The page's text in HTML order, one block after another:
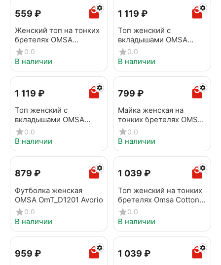
‍559‍ ₽
Женский топ на тонких
бретелях OMSA
OmS122 Bianco
0.0
В наличии
1 119 ₽
Топ женский с
вкладышами OMSA
1142B Invisible Nero
0.0
В наличии
1 119 ₽
Топ женский с
вкладышами OMSA
1142B Invisible Nudo
0.0
В наличии
‍799‍ ₽
Майка женская на
тонких бретелях OMSA
1221S Soft Beige
0.0
В наличии
‍879‍ ₽
Футболка женская
OMSA OmT_D1201 Avorio
0.0
В наличии
1 039 ₽
Топ женский на тонких
бретелях Omsa Cotton
1111S Bianco
0.0
В наличии
‍959‍ ₽ 1 039 ₽